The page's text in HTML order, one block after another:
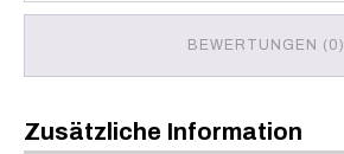
BEWERTUNGEN (0)
Zusätzliche Information